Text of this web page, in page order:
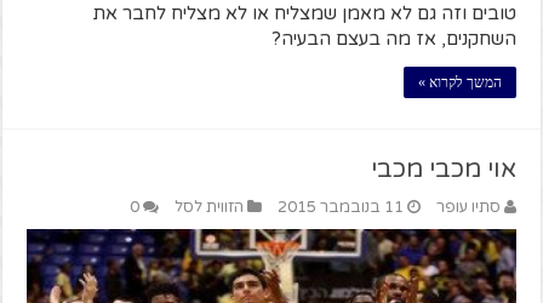
טובים וזה גם לא מאמן שמצליח או לא מצליח לחבר את
השחקנים, אז מה בעצם הבעיה?
המשך לקרוא »
אוי מכבי מכבי
סתיו עופר 11 בנובמבר 2015 הזווית לסל 0